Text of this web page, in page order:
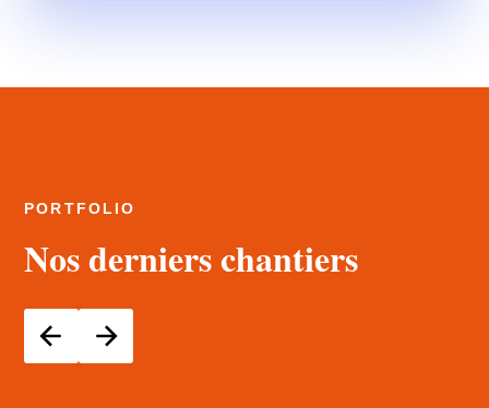
PORTFOLIO
Nos derniers chantiers